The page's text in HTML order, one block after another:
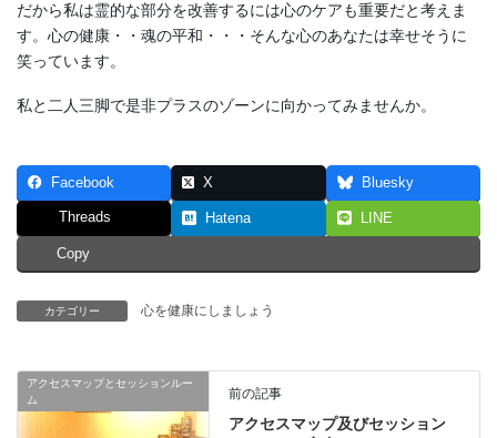
だから私は霊的な部分を改善するには心のケアも重要だと考えま
す。心の健康・・魂の平和・・・そんな心のあなたは幸せそうに
笑っています。
私と二人三脚で是非プラスのゾーンに向かってみませんか。
Facebook X Bluesky
Threads Hatena LINE
Copy
カテゴリー 心を健康にしましょう
アクセスマップとセッションルー
ム
前の記事
アクセスマップ及びセッション